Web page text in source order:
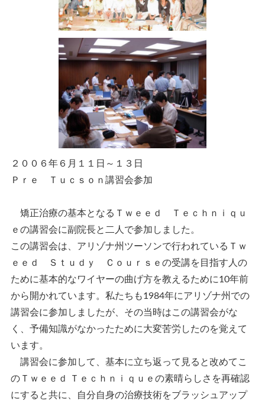
２００６年６月１１日～１３日
Ｐｒｅ Ｔｕｃｓｏｎ講習会参加
矯正治療の基本となるＴｗｅｅｄ Ｔｅｃｈｎｉｑｕ
ｅの講習会に副院長と二人で参加しました。
この講習会は、アリゾナ州ツーソンで行われているＴｗ
ｅｅｄ Ｓｔｕｄｙ Ｃｏｕｒｓｅの受講を目指す人の
ために基本的なワイヤーの曲げ方を教えるために10年前
から開かれています。私たちも1984年にアリゾナ州での
講習会に参加しましたが、その当時はこの講習会がな
く、予備知識がなかったために大変苦労したのを覚えて
います。
講習会に参加して、基本に立ち返って見ると改めてこ
のＴｗｅｅｄ Ｔｅｃｈｎｉｑｕｅの素晴らしさを再確認
にすると共に、自分自身の治療技術をブラッシュアップ